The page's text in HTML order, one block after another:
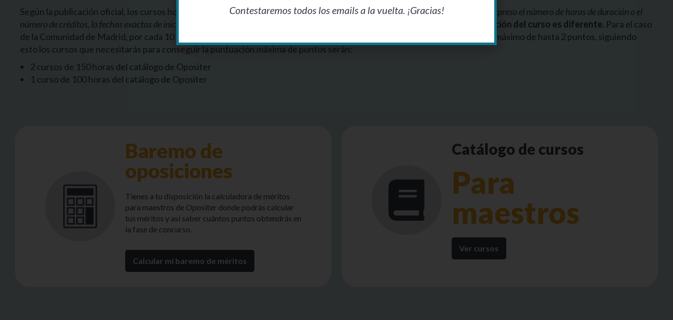
Según la publicación oficial, los cursos homologados se deben de justificar mediante un“Certificado en el que conste de modo expreso el número de horas de duración o el
número de créditos, la fechas exactas de inicio y fin de la actividad”
En cada Comunidad Autónoma el número de horas de duración del curso es diferente. Para el caso
de la Comunidad de Madrid, por cada 10 horas efectuadas a través de cursos homologados, se cuentan 0,05 puntos, con un máximo de hasta 2 puntos, siguiendo
esto los cursos que necesitarás para conseguir la puntuación máxima de puntos serán:
2 cursos de 150 horas del catálogo de Opositer
1 curso de 100 horas del catálogo de Opositer
Baremo de
oposiciones
Tienes a tu disposición la calculadora de méritos
para maestros de Opositer donde podrás calcular
tus méritos y así saber cuántos puntos obtendrás en
la fase de concurso.
Calcular mi baremo de méritos
Catálogo de cursos
Para
maestros
Ver cursos
Contestaremos todos los emails a la vuelta. ¡Gracias!